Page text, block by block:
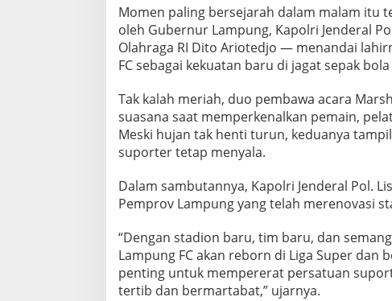
D
r
e
s
i
a
n
Momen paling bersejarah dalam malam itu
oleh Gubernur Lampung, Kapolri Jenderal
Olahraga RI Dito Ariotedjo — menandai
FC sebagai kekuatan baru di jagat sepak
Tak kalah meriah, duo pembawa acara
suasana saat memperkenalkan pemain,
Meski hujan tak henti turun, keduanya
suporter tetap menyala.
Dalam sambutannya, Kapolri Jenderal Pol.
Pemprov Lampung yang telah merenovasi
“Dengan stadion baru, tim baru, dan
Lampung FC akan reborn di Liga Super
penting untuk mempererat persatuan
tertib dan bermartabat,” ujarnya.